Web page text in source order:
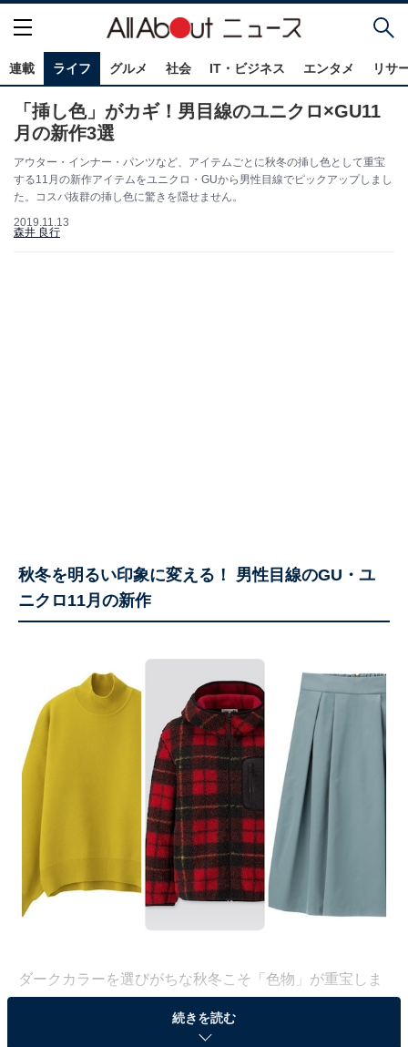
連載 ライフ グルメ 社会 IT・ビジネス エンタメ リサ
「挿し色」がカギ！男目線のユニクロ×GU11
月の新作3選
アウター・インナー・パンツなど、アイテムごとに秋冬の挿し色として重宝
する11月の新作アイテムをユニクロ・GUから男性目線でピックアップしまし
た。コスパ抜群の挿し色に驚きを隠せません。
2019.11.13
森井 良行
秋冬を明るい印象に変える！ 男性目線のGU・ユ
ニクロ11月の新作
ダークカラーを選びがちな秋冬こそ「色物」が重宝しま
価格で取り入れやすいプチプラブランドは大活躍。季節
続きを読む